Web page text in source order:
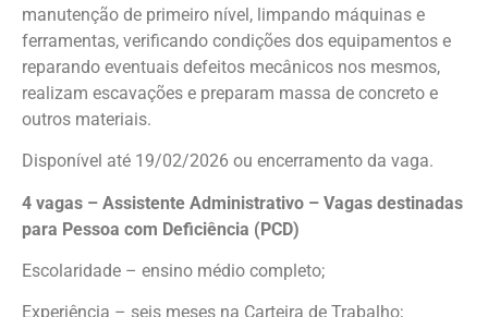
manutenção de primeiro nível, limpando máquinas e
ferramentas, verificando condições dos equipamentos e
reparando eventuais defeitos mecânicos nos mesmos,
realizam escavações e preparam massa de concreto e
outros materiais.
Disponível até 19/02/2026 ou encerramento da vaga.
4 vagas – Assistente Administrativo – Vagas destinadas
para Pessoa com Deficiência (PCD)
Escolaridade – ensino médio completo;
Experiência – seis meses na Carteira de Trabalho;